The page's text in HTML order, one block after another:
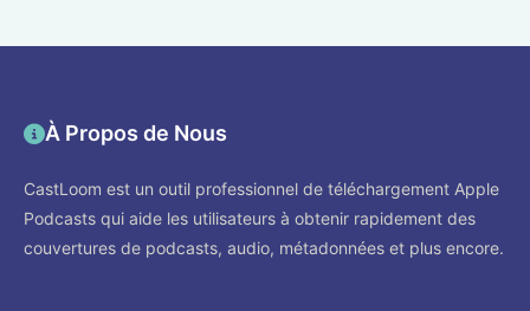
À Propos de Nous
CastLoom est un outil professionnel de téléchargement Apple
Podcasts qui aide les utilisateurs à obtenir rapidement des
couvertures de podcasts, audio, métadonnées et plus encore.